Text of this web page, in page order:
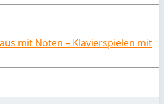
mit Noten – Klavierspielen mit